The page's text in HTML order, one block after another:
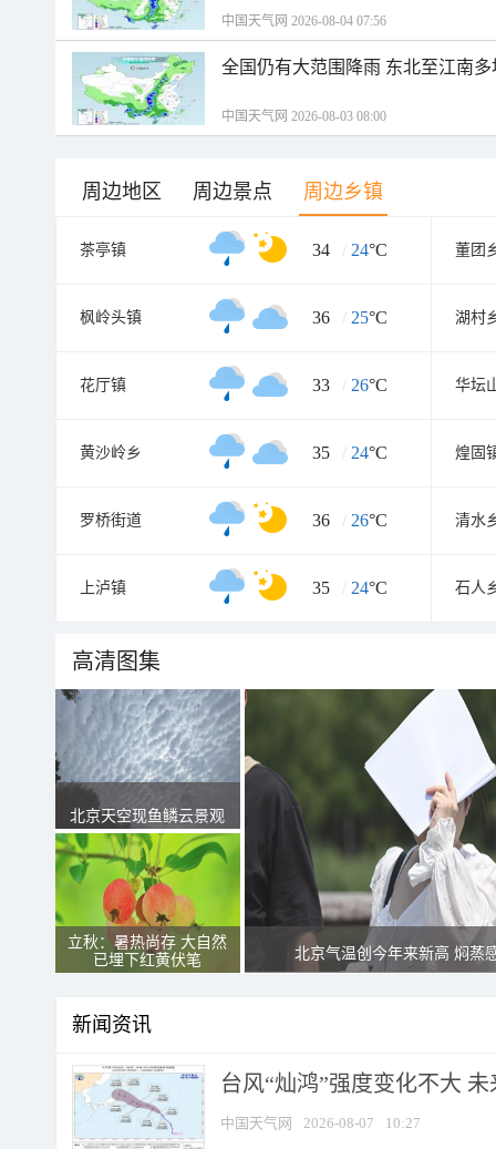
中国天气网 2026-08-04 07:56
全国仍有大范围降雨 东北至江南
中国天气网 2026-08-03 08:00
周边地区 周边景点 周边乡镇
茶亭镇 34 / 24°C 董团
枫岭头镇 36 / 25°C 湖村
花厅镇 33 / 26°C 华坛
黄沙岭乡 35 / 24°C 煌固
罗桥街道 36 / 26°C 清水
上泸镇 35 / 24°C 石人
高清图集
北京天空现鱼鳞云景观
立秋：暑热尚存 大自然
已埋下红黄伏笔
北京气温创今年来新高 焖蒸
新闻资讯
台风“灿鸿”强度变化不大
中国天气网 2026-08-07 10:27